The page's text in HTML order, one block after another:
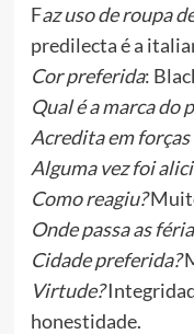
Faz uso de roupa
predilecta é a
Cor preferida:
Qual é a marca do
Acredita em forças
Alguma vez foi
Como reagiu?
Onde passa as
Cidade preferida?
Virtude?
honestidade.